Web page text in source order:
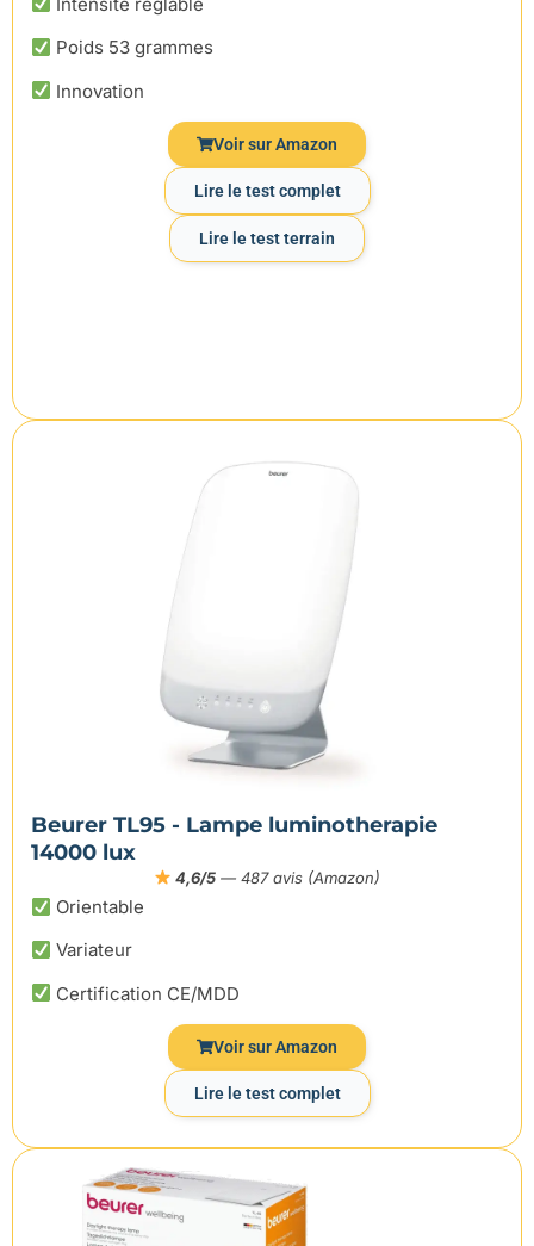
Poids 53 grammes
Innovation
Voir sur Amazon
Lire le test complet
Lire le test terrain
Beurer TL95 - Lampe luminotherapie
14000 lux
4,6/5 — 487 avis (Amazon)
Orientable
Variateur
Certification CE/MDD
Voir sur Amazon
Lire le test complet